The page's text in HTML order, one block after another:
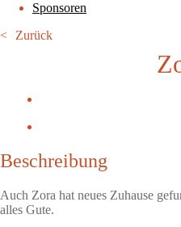
Sponsoren
Zurück
Beschreibung
Auch Zora hat neues Zuhause
alles Gute.